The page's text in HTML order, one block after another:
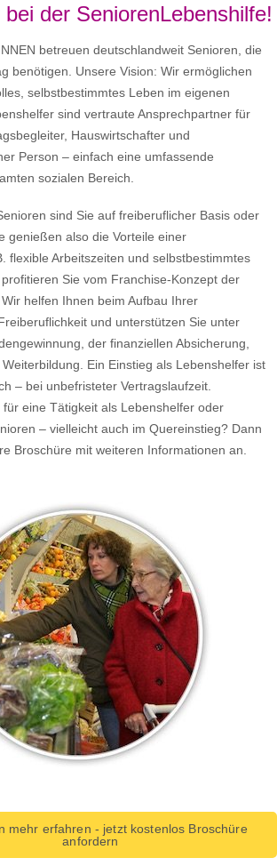
der SeniorenLebenshilfe!
betreuen deutschlandweit Senioren, die
benötigen. Unsere Vision: Wir ermöglichen
selbstbestimmtes Leben im eigenen
sind vertraute Ansprechpartner für
Hauswirtschafter und
Person – einfach eine umfassende
sozialen Bereich.
sind Sie auf freiberuflicher Basis oder
genießen also die Vorteile einer
flexible Arbeitszeiten und selbstbestimmtes
Sie vom Franchise-Konzept der
helfen Ihnen beim Aufbau Ihrer
und unterstützen Sie unter
der finanziellen Absicherung,
Ein Einstieg als Lebenshelfer ist
– bei unbefristeter Vertragslaufzeit.
eine Tätigkeit als Lebenshelfer oder
– vielleicht auch im Quereinstieg? Dann
Broschüre mit weiteren Informationen an.
mehr erfahren - jetzt kostenlos Broschüre
anfordern